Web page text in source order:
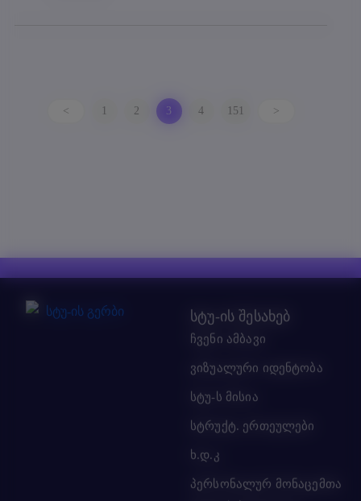
< 2 3 4 151 >
სტუ-ის შესახებ
ჩვენი ამბავი
ვიზუალური იდენტობა
სტუ-ს მისია
სტრუქტ. ერთეულები
ხ.დ.კ
პერსონალურ მონაცემთა